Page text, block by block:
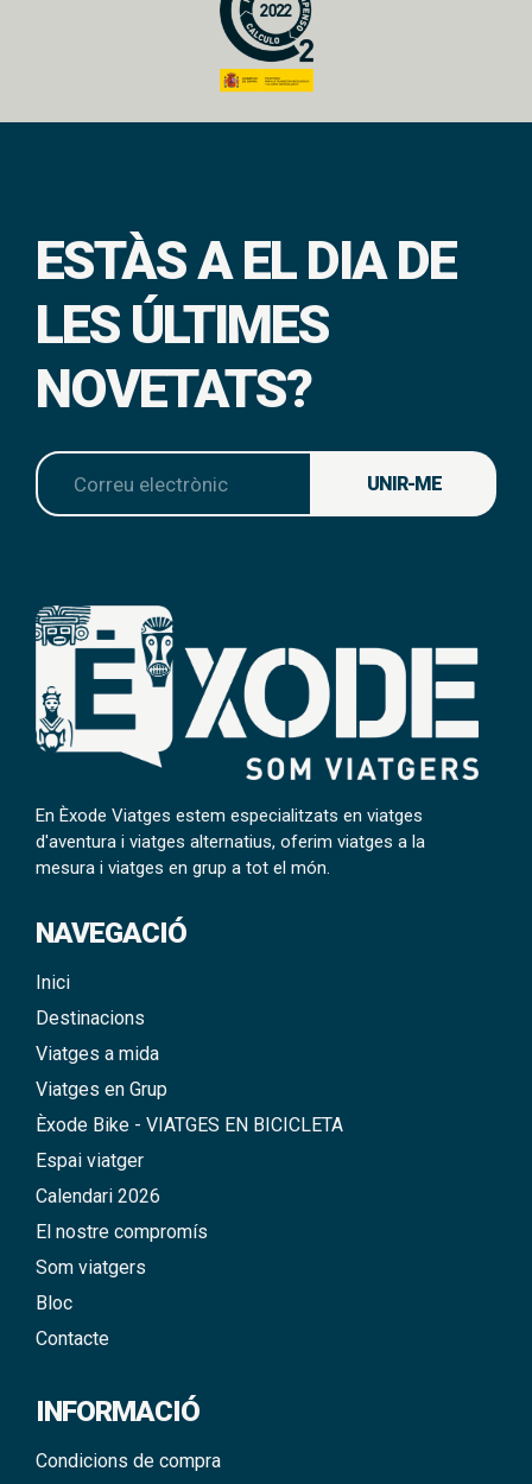
ESTÀS A EL DIA DE
LES ÚLTIMES
NOVETATS?
UNIR-ME
En Èxode Viatges estem especialitzats en viatges
d'aventura i viatges alternatius, oferim viatges a la
mesura i viatges en grup a tot el món.
NAVEGACIÓ
Inici
Destinacions
Viatges a mida
Viatges en Grup
Èxode Bike - VIATGES EN BICICLETA
Espai viatger
Calendari 2026
El nostre compromís
Som viatgers
Bloc
Contacte
INFORMACIÓ
Condicions de compra